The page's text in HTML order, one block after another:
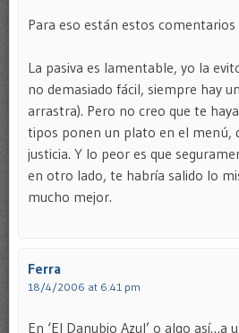
Para eso están estos comentarios
La pasiva es lamentable, yo la
no demasiado fácil, siempre hay
arrastra). Pero no creo que te
tipos ponen un plato en el menú,
justicia. Y lo peor es que
en otro lado, te habría salido lo
mucho mejor.
Ferra
18/4/2006 at 6:41 pm
En ‘El Danubio Azul’ o algo así…a